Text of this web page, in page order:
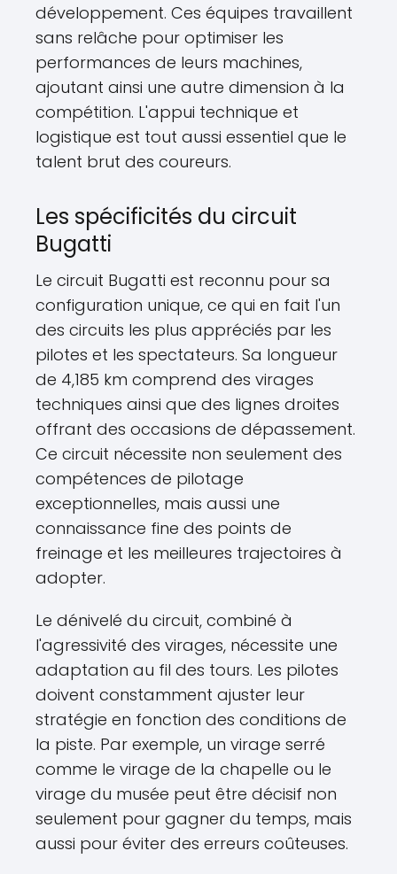
développement. Ces équipes travaillent
sans relâche pour optimiser les
performances de leurs machines,
ajoutant ainsi une autre dimension à la
compétition. L'appui technique et
logistique est tout aussi essentiel que le
talent brut des coureurs.
Les spécificités du circuit
Bugatti
Le circuit Bugatti est reconnu pour sa
configuration unique, ce qui en fait l'un
des circuits les plus appréciés par les
pilotes et les spectateurs. Sa longueur
de 4,185 km comprend des virages
techniques ainsi que des lignes droites
offrant des occasions de dépassement.
Ce circuit nécessite non seulement des
compétences de pilotage
exceptionnelles, mais aussi une
connaissance fine des points de
freinage et les meilleures trajectoires à
adopter.
Le dénivelé du circuit, combiné à
l'agressivité des virages, nécessite une
adaptation au fil des tours. Les pilotes
doivent constamment ajuster leur
stratégie en fonction des conditions de
la piste. Par exemple, un virage serré
comme le virage de la chapelle ou le
virage du musée peut être décisif non
seulement pour gagner du temps, mais
aussi pour éviter des erreurs coûteuses.